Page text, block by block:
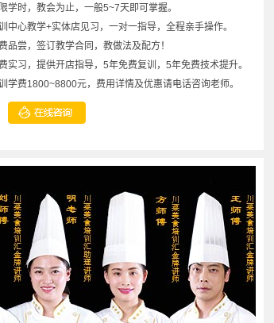
学时，教会为止，一般5~7天即可掌握。
中心教学+实体店见习，一对一指导，全程亲手操作。
品尝，签订教学合同，教做法及配方！
实习，提供开店指导，5年免费复训，5年免费技术提升。
学费1800~8800元，费用详情及优惠请电话咨询老师。